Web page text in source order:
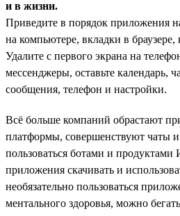
и в жизни.
Приведите в порядок приложения
на компьютере, вкладки в
Удалите с первого экрана на
мессенджеры, оставьте календарь,
сообщения, телефон и настройки.
Всё больше компаний обрастают
платформы, совершенствуют чаты
пользоваться ботами и
приложения скачивать и
необязательно пользоваться
ментального здоровья, можно